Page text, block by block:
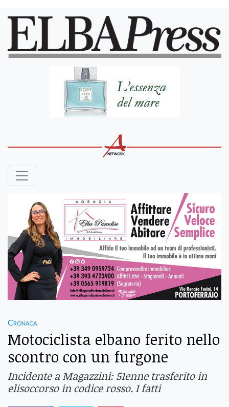
Cronaca
Motociclista elbano ferito nello
scontro con un furgone
Incidente a Magazzini: 51enne trasferito in
elisoccorso in codice rosso. I fatti